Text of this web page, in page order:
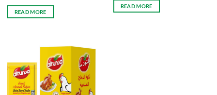
READ MORE
READ MORE